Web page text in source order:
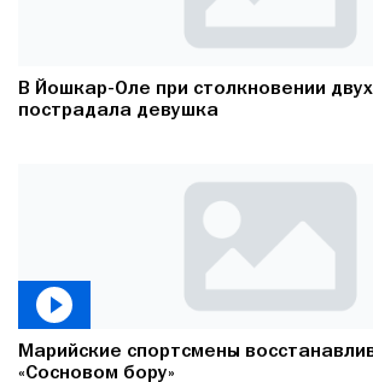
В Йошкар-Оле при столкновении
пострадала девушка
Марийские спортсмены
«Сосновом бору»